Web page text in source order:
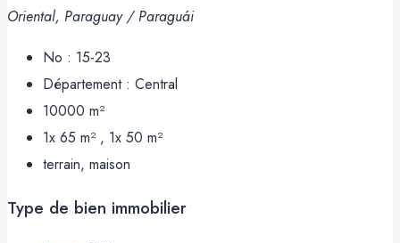
Oriental, Paraguay / Paraguái
No : 15-23
Département : Central
10000 m²
1x 65 m² , 1x 50 m²
terrain, maison
Type de bien immobilier